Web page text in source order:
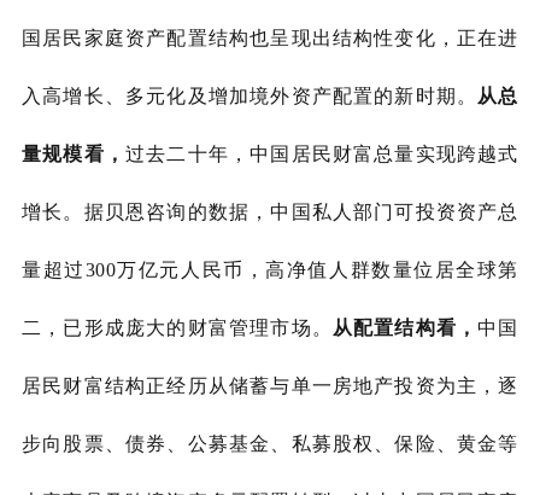
国居民家庭资产配置结构也呈现出结构性变化，正在进
入高增长、多元化及增加境外资产配置的新时期。 从总
量规模看， 过去二十年，中国居民财富总量实现跨越式
增长。据贝恩咨询的数据，中国私人部门可投资资产总
量超过300万亿元人民币，高净值人群数量位居全球第
二，已形成庞大的财富管理市场。 从配置结构看，中国
居民财富结构正经历从储蓄与单一房地产投资为主，逐
步向股票、债券、公募基金、私募股权、保险、黄金等